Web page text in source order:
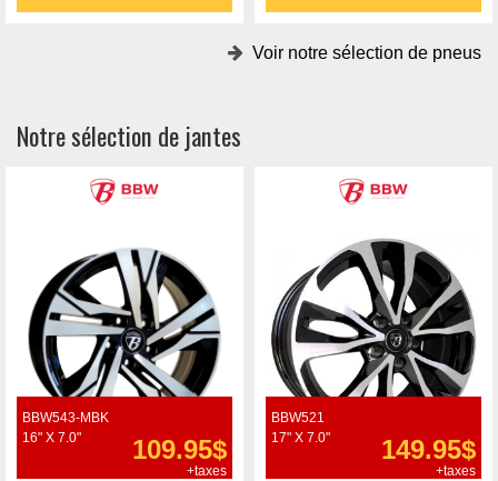
Voir notre sélection de pneus
Notre sélection de jantes
BBW543-MBK
16" X 7.0"
109.95$
+taxes
BBW521
17" X 7.0"
149.95$
+taxes